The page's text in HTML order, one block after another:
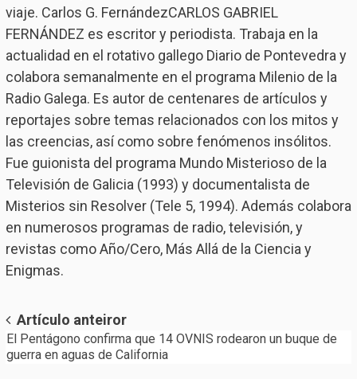
viaje. Carlos G. FernándezCARLOS GABRIEL
FERNÁNDEZ es escritor y periodista. Trabaja en la
actualidad en el rotativo gallego Diario de Pontevedra y
colabora semanalmente en el programa Milenio de la
Radio Galega. Es autor de centenares de artículos y
reportajes sobre temas relacionados con los mitos y
las creencias, así como sobre fenómenos insólitos.
Fue guionista del programa Mundo Misterioso de la
Televisión de Galicia (1993) y documentalista de
Misterios sin Resolver (Tele 5, 1994). Además colabora
en numerosos programas de radio, televisión, y
revistas como Año/Cero, Más Allá de la Ciencia y
Enigmas.
Post
navigation
Artículo anteiror
El Pentágono confirma que 14 OVNIS rodearon un buque de
guerra en aguas de California